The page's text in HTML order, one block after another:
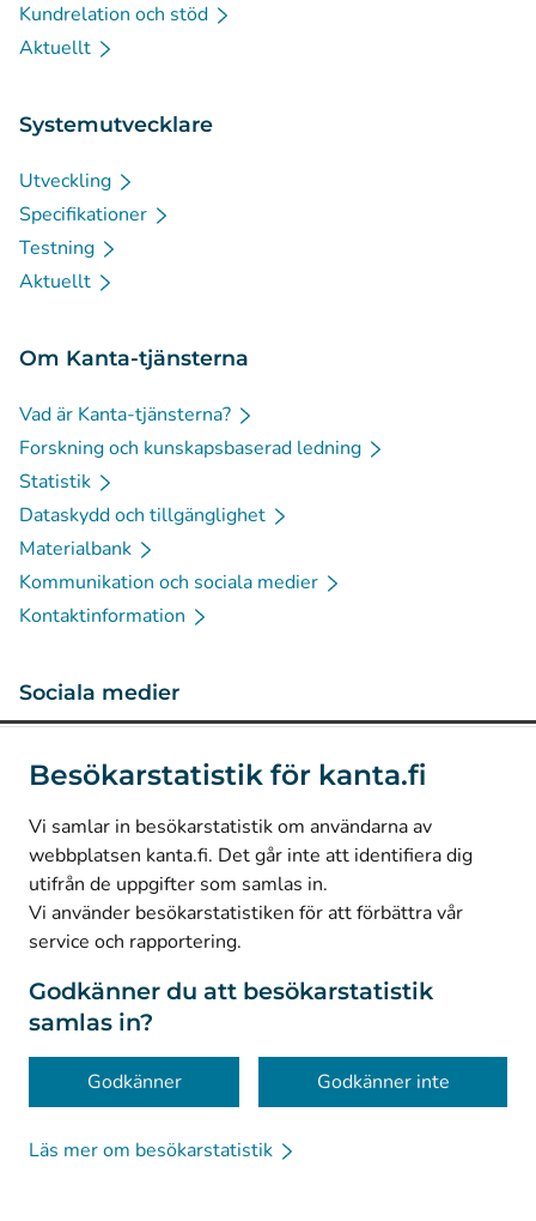
Besökarstatistik för kanta.fi
Vi samlar in besökarstatistik om användarna av
webbplatsen kanta.fi. Det går inte att identifiera dig
utifrån de uppgifter som samlas in.
Vi använder besökarstatistiken för att förbättra vår
service och rapportering.
Godkänner du att besökarstatistik
samlas in?
Godkänner Godkänner inte
Läs mer om besökarstatistik
Kundrelation och stöd
Aktuellt
Systemutvecklare
Utveckling
Specifikationer
Testning
Aktuellt
Om Kanta-tjänsterna
Vad är Kanta-tjänsterna?
Forskning och kunskapsbaserad ledning
Statistik
Dataskydd och tillgänglighet
Materialbank
Kommunikation och sociala medier
Kontaktinformation
Sociala medier
LinkedIn(Avautuu uuteen välilehteen)
Facebook
Avautuu uuteen välilehteen)
© Kanta-Palvelut, Kansaneläkelaitos
Dataskydd
Om webbplatsen
Tillgänglighet
Kakor